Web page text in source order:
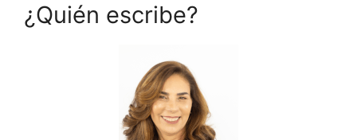
¿Quién escribe?